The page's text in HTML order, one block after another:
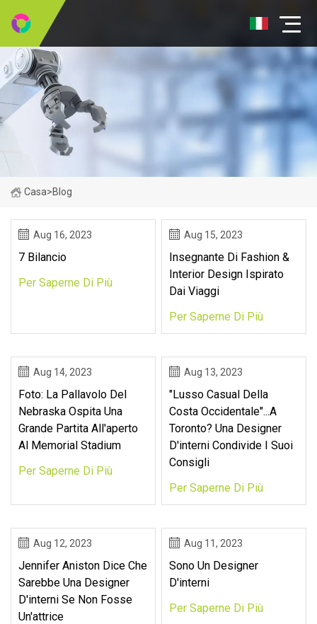
Casa>Blog
Aug 16, 2023
7 Bilancio
Per Saperne Di Più
Aug 15, 2023
Insegnante Di Fashion &
Interior Design Ispirato
Dai Viaggi
Per Saperne Di Più
Aug 14, 2023
Foto: La Pallavolo Del
Nebraska Ospita Una
Grande Partita All'aperto
Al Memorial Stadium
Per Saperne Di Più
Aug 13, 2023
"Lusso Casual Della
Costa Occidentale"...a
Toronto? Una Designer
D'interni Condivide I Suoi
Consigli
Per Saperne Di Più
Aug 12, 2023
Jennifer Aniston Dice Che
Sarebbe Una Designer
D'interni Se Non Fosse
Un'attrice
Aug 11, 2023
Sono Un Designer
D'interni
Per Saperne Di Più